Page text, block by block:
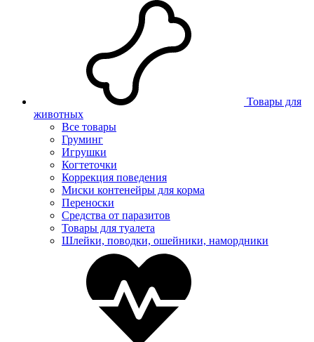
Товары для
животных
Все товары
Груминг
Игрушки
Когтеточки
Коррекция поведения
Миски контенейры для корма
Переноски
Средства от паразитов
Товары для туалета
Шлейки, поводки, ошейники, намордники